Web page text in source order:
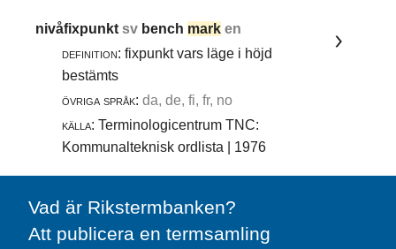
nivåfixpunktsv bench mark en
definition: fixpunkt vars läge i höjd
bestämts
övriga språk: da, de, fi, fr, no
källa: Terminologicentrum TNC:
Kommunalteknisk ordlista | 1976
Vad är Rikstermbanken?
Att publicera en termsamling